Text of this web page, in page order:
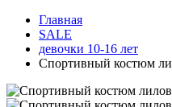
Главная
SALE
девочки 10-16 лет
Спортивный костюм